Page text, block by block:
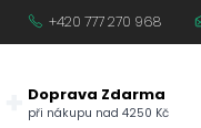
+420 777 270 968
Doprava Zdarma
při nákupu nad 4250 Kč